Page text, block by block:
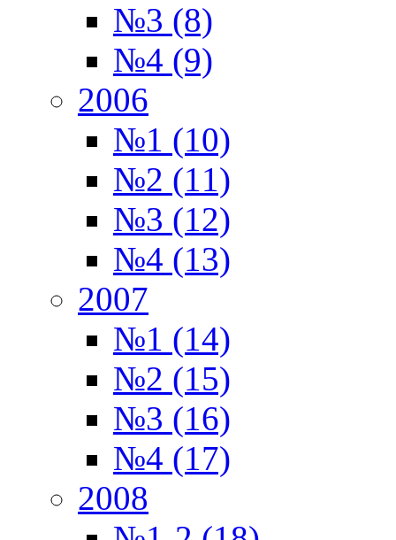
№3 (8)
№4 (9)
2006
№1 (10)
№2 (11)
№3 (12)
№4 (13)
2007
№1 (14)
№2 (15)
№3 (16)
№4 (17)
2008